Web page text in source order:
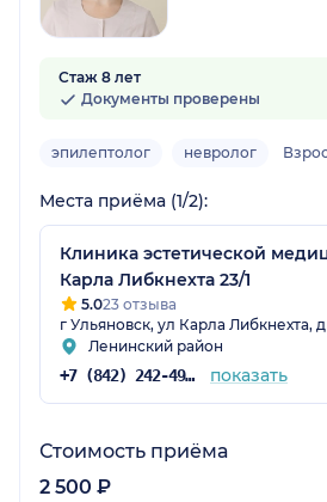
Стаж 8 лет
Документы проверены
эпилептолог невролог
Места приёма (1/2):
Клиника эстетической
Карла Либкнехта 23/1
5.023 отзыва
г Ульяновск, ул Карла Либкнехта, д
Ленинский район
+7 (842) 242-49-06 показать
Стоимость приёма
2 500 ₽